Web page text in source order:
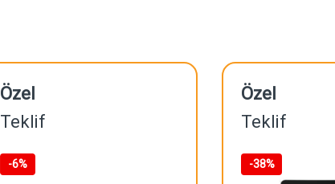
Özel
Teklif
-6%
Özel
Teklif
-38%